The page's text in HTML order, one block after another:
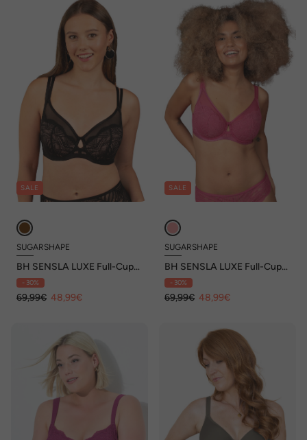
SALE
SUGARSHAPE
BH SENSLA LUXE Full-Cup-
BHs Bügel-BHs,Spitzen-BHs
- 30%
69,99€ 48,99€
SALE
SUGARSHAPE
BH SENSLA LUXE Full-Cup-
BHs Bügel-BHs,Spitzen-BHs
- 30%
69,99€ 48,99€